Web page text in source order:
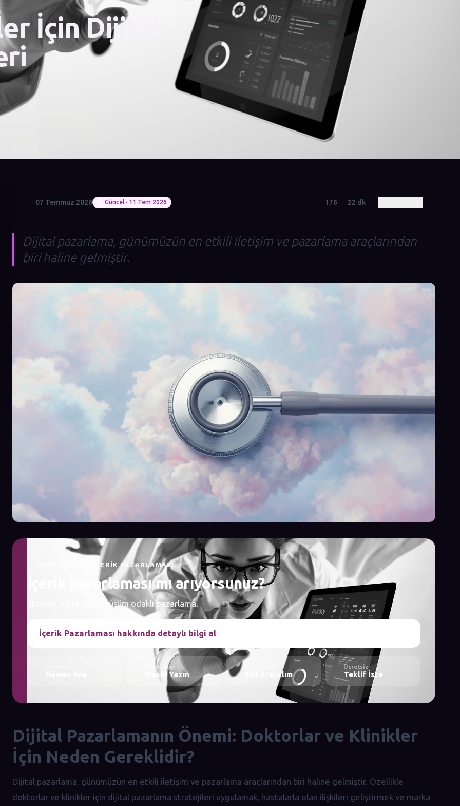
İçin Dijital
07 Temmuz 2026 Güncel · 11 Tem 2026 176 22 dk
Dijital pazarlama, günümüzün en etkili iletişim ve pazarlama araçlarından
biri haline gelmiştir.
TÜRK BILIŞIM · İÇERIK PAZARLAMASI
İçerik pazarlaması mı arıyorsunuz?
Strateji, içerik ve dönüşüm odaklı pazarlama.
İçerik Pazarlaması hakkında detaylı bilgi al
WhatsApp
Mesaj Yazın Sizi Arayalım
Ücretsiz
Teklif İste
Dijital Pazarlamanın Önemi: Doktorlar ve Klinikler
İçin Neden Gereklidir?
Dijital pazarlama, günümüzün en etkili iletişim ve pazarlama araçlarından biri haline gelmiştir. Özellikle
doktorlar ve klinikler için dijital pazarlama stratejileri uygulamak, hastalarla olan ilişkileri geliştirmek ve marka